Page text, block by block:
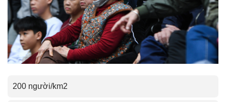
200 người/km2